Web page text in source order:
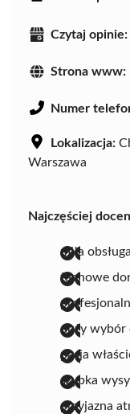
Czytaj opinie:
Strona www:
Numer
Lokalizacja:
Warszawa
Najczęściej
miła obsługa
fachowe
duży wybór
pasja
szybka
przyjazna